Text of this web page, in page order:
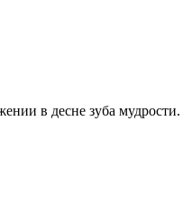
в десне зуба мудрости.